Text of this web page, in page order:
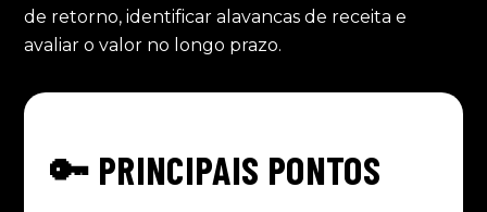
de retorno, identificar alavancas de receita e
avaliar o valor no longo prazo.
🔑 PRINCIPAIS PONTOS